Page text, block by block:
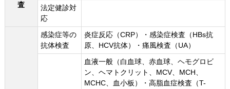
査
法定健診対
応
感染症等の
抗体検査
炎症反応（CRP）・感染症検査（HBs抗
原、HCV抗体）・痛風検査（UA）
血液一般（白血球、赤血球、ヘモグロビ
ン、ヘマトクリット、MCV、MCH、
MCHC、血小板）・高脂血症検査（T-